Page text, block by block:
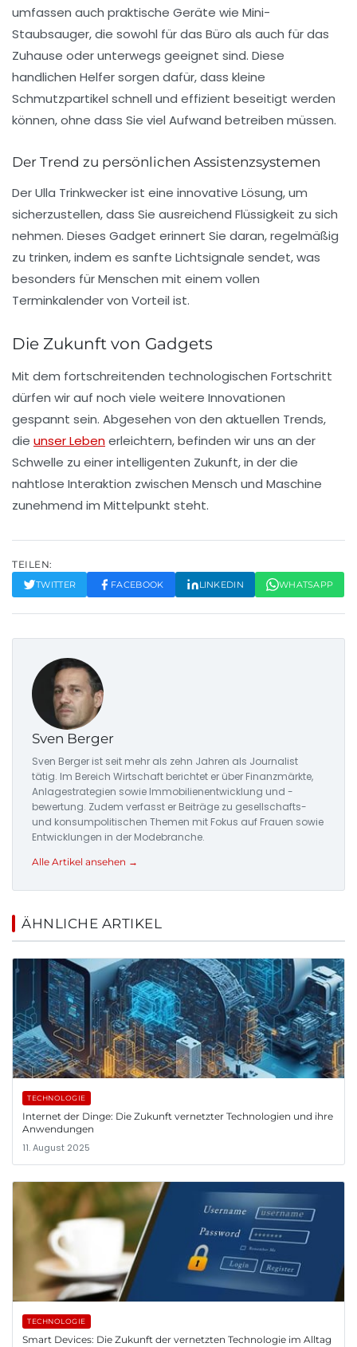
umfassen auch praktische Geräte wie Mini-
Staubsauger, die sowohl für das Büro als auch für das
Zuhause oder unterwegs geeignet sind. Diese
handlichen Helfer sorgen dafür, dass kleine
Schmutzpartikel schnell und effizient beseitigt werden
können, ohne dass Sie viel Aufwand betreiben müssen.
Der Trend zu persönlichen Assistenzsystemen
DerUlla Trinkweckerist eine innovative Lösung, um
sicherzustellen, dass Sie ausreichend Flüssigkeit zu sich
nehmen. Dieses Gadget erinnert Sie daran, regelmäßig
zu trinken, indem es sanfte Lichtsignale sendet, was
besonders für Menschen mit einem vollen
Terminkalender von Vorteil ist.
Die Zukunft von Gadgets
Mit dem fortschreitenden technologischen Fortschritt
dürfen wir auf noch viele weitere Innovationen
gespannt sein. Abgesehen von den aktuellen Trends,
die unser Lebenerleichtern, befinden wir uns an der
Schwelle zu einer intelligenten Zukunft, in der die
nahtlose Interaktion zwischen Mensch und Maschine
zunehmend im Mittelpunkt steht.
TEILEN:
TWITTER FACEBOOK LINKEDIN WHATSAPP
Sven Berger
Sven Berger ist seit mehr als zehn Jahren als Journalist
tätig. Im Bereich Wirtschaft berichtet er über Finanzmärkte,
Anlagestrategien sowie Immobilienentwicklung und -
bewertung. Zudem verfasst er Beiträge zu gesellschafts-
und konsumpolitischen Themen mit Fokus auf Frauen sowie
Entwicklungen in der Modebranche.
Alle Artikel ansehen →
ÄHNLICHE ARTIKEL
TECHNOLOGIE
Internet der Dinge: Die Zukunft vernetzter Technologien und ihre
Anwendungen
11. August 2025
TECHNOLOGIE
Smart Devices: Die Zukunft der vernetzten Technologie im Alltag